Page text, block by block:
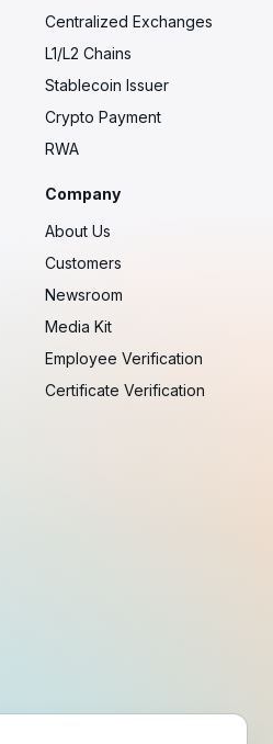
Centralized Exchanges
L1/L2 Chains
Stablecoin Issuer
Crypto Payment
RWA
Company
About Us
Customers
Newsroom
Media Kit
Employee Verification
Certificate Verification